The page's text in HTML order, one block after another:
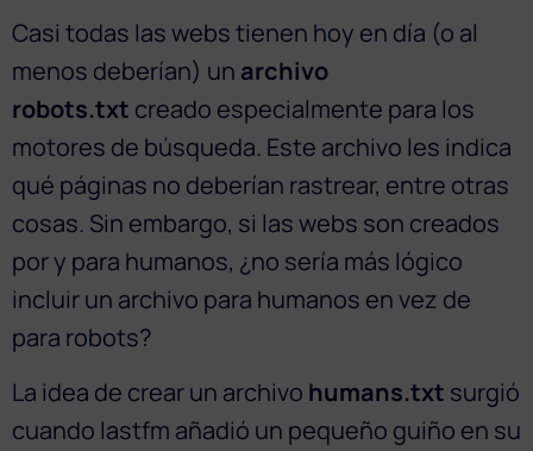
Casi todas las webs tienen hoy en día (o al
menos deberían) un archivo
robots.txt creado especialmente para los
motores de búsqueda. Este archivo les indica
qué páginas no deberían rastrear, entre otras
cosas. Sin embargo, si las webs son creados
por y para humanos, ¿no sería más lógico
incluir un archivo para humanos en vez de
para robots?
La idea de crear un archivo humans.txt surgió
cuando lastfm añadió un pequeño guiño en su